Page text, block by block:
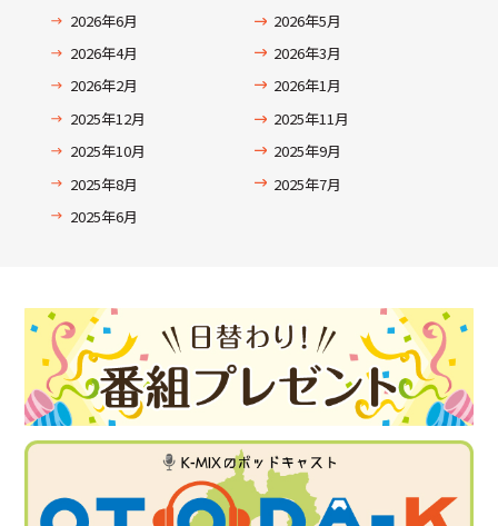
2026年6月
2026年5月
2026年4月
2026年3月
2026年2月
2026年1月
2025年12月
2025年11月
2025年10月
2025年9月
2025年8月
2025年7月
2025年6月